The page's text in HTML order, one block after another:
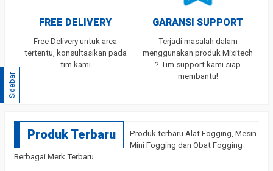
FREE DELIVERY
Free Delivery untuk area
tertentu, konsultasikan pada
tim kami
GARANSI SUPPORT
Terjadi masalah dalam
menggunakan produk Mixitech
? Tim support kami siap
membantu!
Produk Terbaru
Produk terbaru Alat Fogging, Mesin
Mini Fogging dan Obat Fogging
Berbagai Merk Terbaru
Sidebar